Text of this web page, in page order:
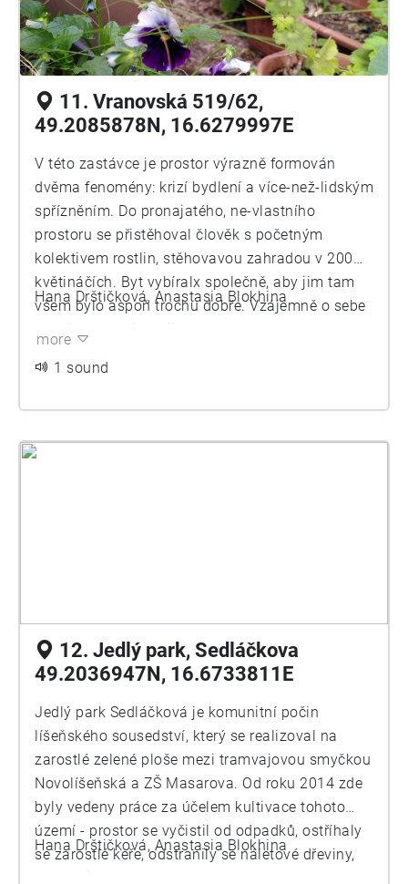
11. Vranovská 519/62,
49.2085878N, 16.6279997E
V této zastávce je prostor výrazně formován
dvěma fenomény: krizí bydlení a více-než-lidským
spřízněním. Do pronajatého, ne-vlastního
prostoru se přistěhoval člověk s početným
kolektivem rostlin, stěhovavou zahradou v 200
květináčích. Byt vybíralx společně, aby jim tam
všem bylo aspoň trochu dobře. Vzájemně o sebe
pečují a doufají, že jim podmínky dovolí tam
Hana Drštičková, Anastasia Blokhina
more
1 sound
12. Jedlý park, Sedláčkova
49.2036947N, 16.6733811E
Jedlý park Sedláčková je komunitní počin
líšeňského sousedství, který se realizoval na
zarostlé zelené ploše mezi tramvajovou smyčkou
Novolíšeňská a ZŠ Masarova. Od roku 2014 zde
byly vedeny práce za účelem kultivace tohoto
území - prostor se vyčistil od odpadků, ostříhaly
se zarostlé keře, odstranily se náletové dřeviny,
místo nichž byly postupně vysazovány ovocné
Hana Drštičková, Anastasia Blokhina